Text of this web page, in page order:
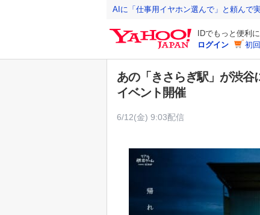
AIに「仕事用イヤホン選んで」と頼んで
IDでもっと便利に
ログイン
初
あの「きさらぎ駅」が渋
イベント開催
6/12(金) 9:03配信